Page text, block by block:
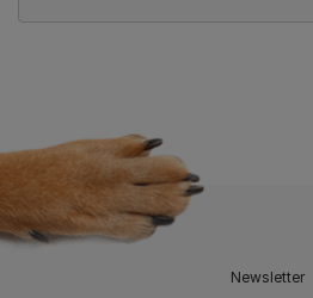
Newsletter